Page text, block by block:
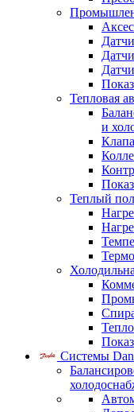
Тепловая
и
Теплый
Системы